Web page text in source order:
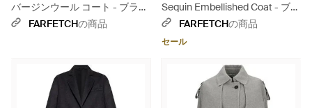
バージンウール コート - ブラッ
ク
FARFETCHの商品
Sequin Embellished Coat - ブラ
ックFARFETCHの商品
セール